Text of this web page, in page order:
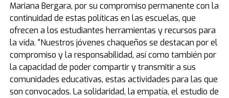
Mariana Bergara, por su compromiso permanente con la
continuidad de estas políticas en las escuelas, que
ofrecen a los estudiantes herramientas y recursos para
la vida. “Nuestros jóvenes chaqueños se destacan por el
compromiso y la responsabilidad, así como también por
la capacidad de poder compartir y transmitir a sus
comunidades educativas, estas actividades para las que
son convocados. La solidaridad, la empatía, el estudio de